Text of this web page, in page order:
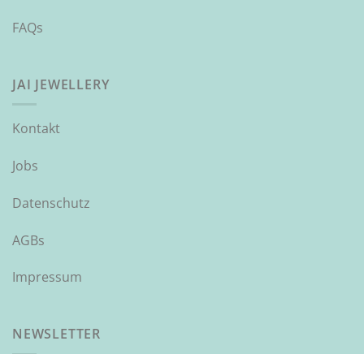
FAQs
JAI JEWELLERY
Kontakt
Jobs
Datenschutz
AGBs
Impressum
NEWSLETTER